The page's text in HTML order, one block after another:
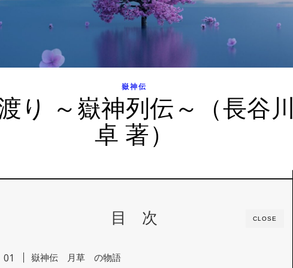
嶽神伝
り ～嶽神列伝～（長谷川
卓 著）
CLOSE
目 次
嶽神伝 月草 の物語